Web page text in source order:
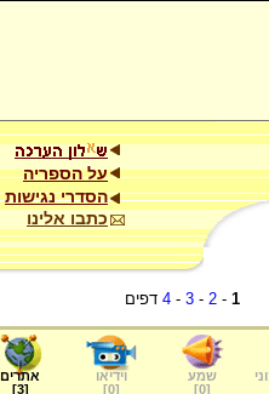
על הספריה
הסדרי נגישות
כתבו אלינו
1
-
2
-
3
-
4 דפים
שמע
[
0
]
וידיאו
[
0
]
אתרים
[
3
]